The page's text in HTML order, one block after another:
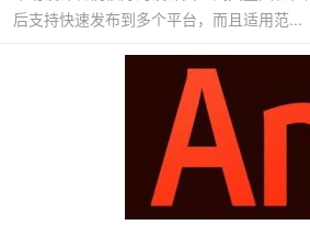
后支持快速发布到多个平台，而且适用范...